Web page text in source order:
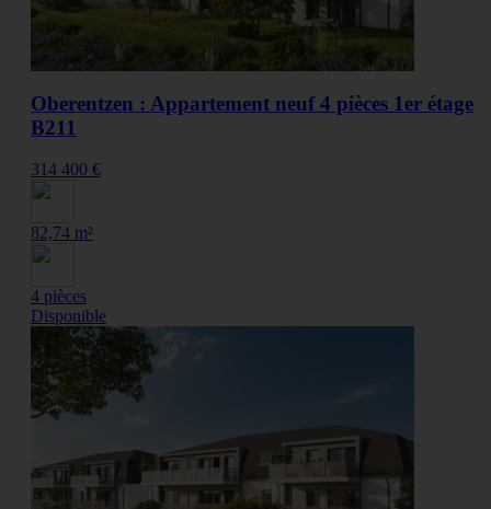
Oberentzen : Appartement neuf 4 pièces 1er étage
B211
314 400 €
82,74 m²
4 pièces
Disponible